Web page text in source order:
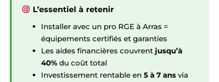
L’essentiel à retenir
Installer avec un pro RGE à Arras =
équipements certifiés et garanties
Les aides financières couvrent jusqu’à
40% du coût total
Investissement rentable en 5 à 7 ans via